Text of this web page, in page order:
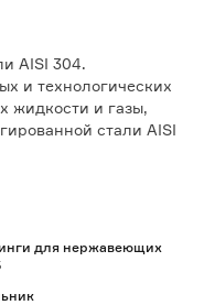
AISI 304.
и технологических
жидкости и газы,
стали AISI
пресс-
для нержавеющих